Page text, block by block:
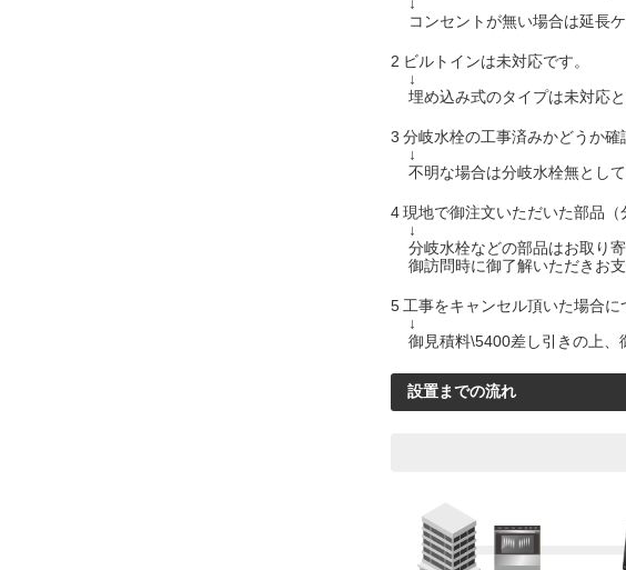
↓
コンセントが無い場合は延長
2ビルトインは未対応です。
↓
埋め込み式のタイプは未対応と
3分岐水栓の工事済みかどうか確
↓
不明な場合は分岐水栓無とし
4現地で御注文いただいた部品
↓
分岐水栓などの部品はお取り
御訪問時に御了解いただきお
5工事をキャンセル頂いた場合に
↓
御見積料\5400差し引きの上、
設置までの流れ